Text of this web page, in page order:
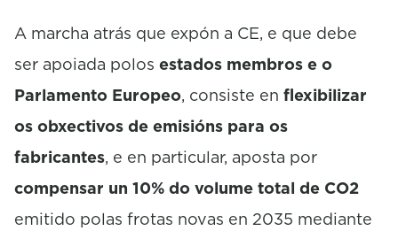
A marcha atrás que expón a CE, e que debe
ser apoiada polos estados membros e o
Parlamento Europeo, consiste en flexibilizar
os obxectivos de emisións para os
fabricantes, e en particular, aposta por
compensar un 10% do volume total de CO2
emitido polas frotas novas en 2035 mediante